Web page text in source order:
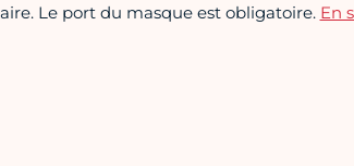
Le port du masque est obligatoire. En